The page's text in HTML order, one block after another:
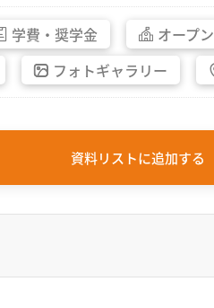
学費・ 奨学金 オープン
フォトギャラリー
資料リストに追加する